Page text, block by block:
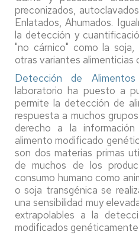
preconizados,
Enlatados, Ahumados.
la detección y
"no cárnico" como la
otras variantes alimenticias
Detección de Alimentos
laboratorio ha puesto a
permite la detección de
respuesta a muchos
derecho a la
alimento modificado
son dos materias primas
de muchos de los
consumo humano como
o soja transgénica se
una sensibilidad muy
extrapolables a la
modificados genéticamente.